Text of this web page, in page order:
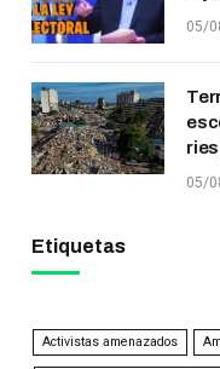
05/
05/
Etiquetas
Activistas amenazados